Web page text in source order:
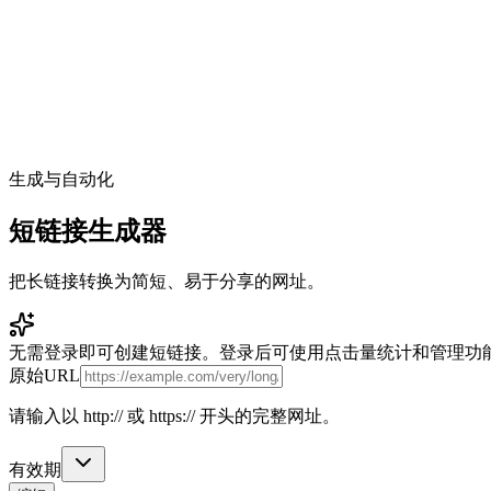
生成与自动化
短链接生成器
把长链接转换为简短、易于分享的网址。
无需登录即可创建短链接。登录后可使用点击量统计和管理功
原始URL
请输入以 http:// 或 https:// 开头的完整网址。
有效期